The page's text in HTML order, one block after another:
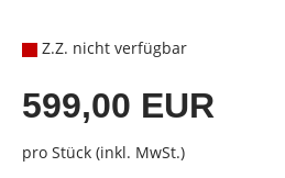
Z.Z. nicht verfügbar
599,00 EUR
pro Stück (inkl. MwSt.)